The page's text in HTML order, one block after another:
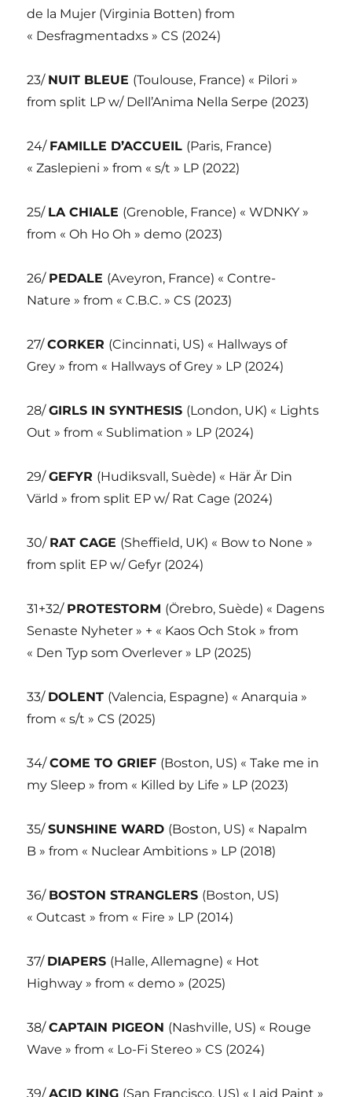
de la Mujer (Virginia Botten) from
« Desfragmentadxs » CS (2024)
23/ NUIT BLEUE (Toulouse, France) « Pilori »
from split LP w/ Dell’Anima Nella Serpe (2023)
24/ FAMILLE D’ACCUEIL (Paris, France)
« Zaslepieni » from « s/t » LP (2022)
25/ LA CHIALE (Grenoble, France) « WDNKY »
from « Oh Ho Oh » demo (2023)
26/ PEDALE (Aveyron, France) « Contre-
Nature » from « C.B.C. » CS (2023)
27/CORKER (Cincinnati, US) « Hallways of
Grey » from « Hallways of Grey » LP (2024)
28/GIRLS IN SYNTHESIS (London, UK) « Lights
Out » from « Sublimation » LP (2024)
29/GEFYR (Hudiksvall, Suède) « Här Är Din
Värld » from split EP w/ Rat Cage (2024)
30/ RAT CAGE (Sheffield, UK) « Bow to None »
from split EP w/ Gefyr (2024)
31+32/ PROTESTORM (Örebro, Suède) « Dagens
Senaste Nyheter » + « Kaos Och Stok » from
« Den Typ som Overlever » LP (2025)
33/ DOLENT (Valencia, Espagne) « Anarquia »
from « s/t » CS (2025)
34/COME TO GRIEF (Boston, US) « Take me in
my Sleep » from « Killed by Life » LP (2023)
35/SUNSHINE WARD (Boston, US) « Napalm
B » from « Nuclear Ambitions » LP (2018)
36/ BOSTON STRANGLERS (Boston, US)
« Outcast » from « Fire » LP (2014)
37/ DIAPERS (Halle, Allemagne) « Hot
Highway » from « demo » (2025)
38/CAPTAIN PIGEON (Nashville, US) « Rouge
Wave » from « Lo-Fi Stereo » CS (2024)
39/ACID KING (San Francisco, US) « Laid Paint »